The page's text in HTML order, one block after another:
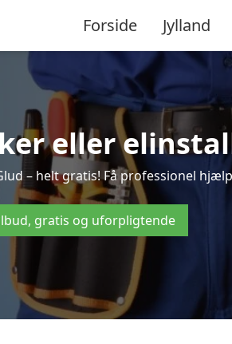
Forside Jylland
eller
– helt gratis! Få professionel
gratis og uforpligtende